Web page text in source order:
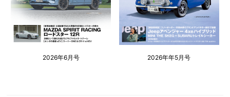
2026年6月号 2026年年5月号